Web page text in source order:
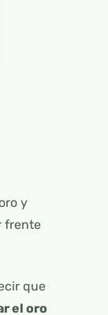
y
frente
que
el oro